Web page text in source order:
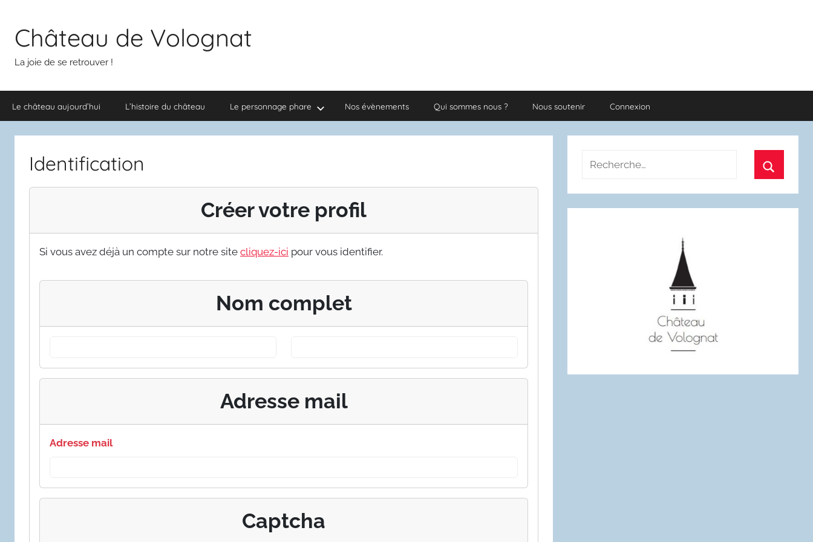
contenuChâteau de Volognat
La joie de se retrouver !
Le château aujourd’hui L’histoire du château Le personnage phare Nos évènements Qui sommes nous ? Nous soutenir Connexion
Identification
Créer votre profil
Si vous avez déjà un compte sur notre site cliquez-ici pour vous identifier.
Nom complet
Adresse mail
Adresse mail
Captcha
Recherche
: